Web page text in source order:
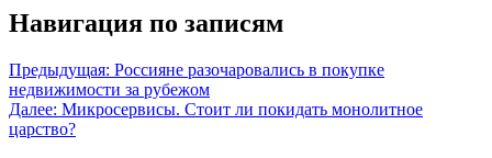
Навигация по записям
Предыдущая: Россияне разочаровались в покупке
недвижимости за рубежом
Далее: Микросервисы. Стоит ли покидать монолитное
царство?